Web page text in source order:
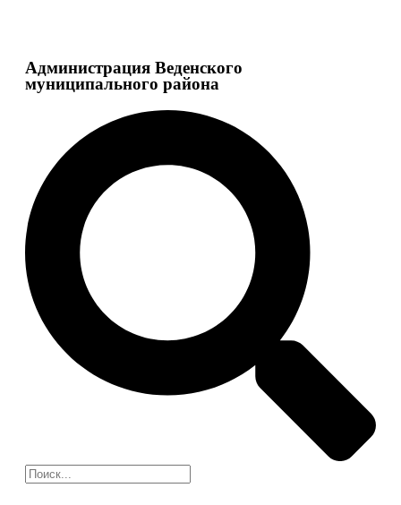
Администрация Веденского
муниципального района